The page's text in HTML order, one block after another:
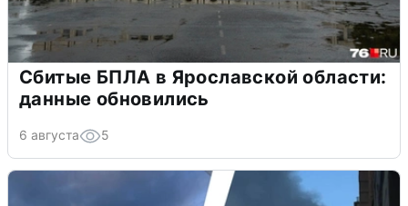
Сбитые БПЛА в Ярославской области:
данные обновились
6 августа 5